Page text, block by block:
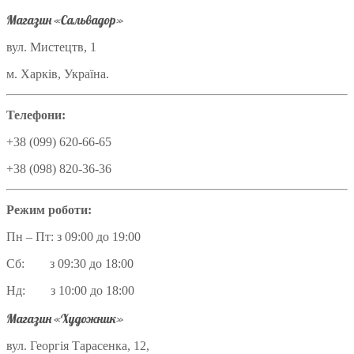
Магазин «Сальвадор»
вул. Мистецтв, 1
м. Харків, Україна.
Телефони:
+38 (099) 620-66-65
+38 (098) 820-36-36
Режим роботи:
Пн – Пт: з 09:00 до 19:00
Сб: з 09:30 до 18:00
Нд: з 10:00 до 18:00
Магазин «Художник»
вул. Георгія Тарасенка, 12,